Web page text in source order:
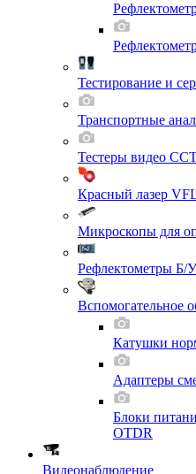
Тестирование и
Транспортные
Тестеры видео
Красный лазер
Микроскопы для
Рефлектометры Б/У
Вспомогательное
Катушки
Адаптеры
Блоки
OTDR
Видеонаблюдение